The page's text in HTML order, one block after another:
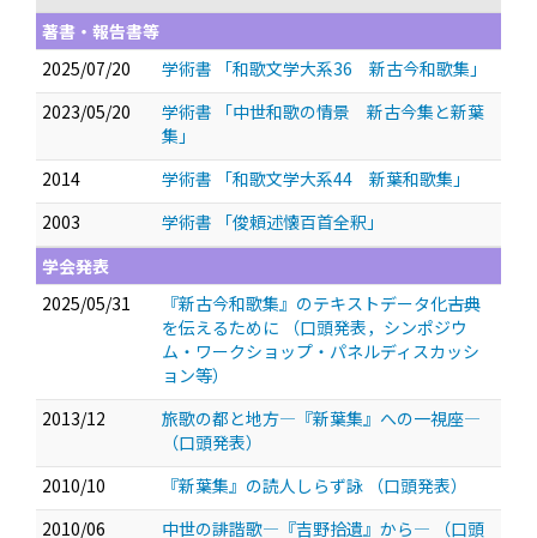
著書・報告書等
2025/07/20
学術書 「和歌文学大系36 新古今和歌集」
2023/05/20
学術書 「中世和歌の情景 新古今集と新葉
集」
2014
学術書 「和歌文学大系44 新葉和歌集」
2003
学術書 「俊頼述懐百首全釈」
学会発表
2025/05/31
『新古今和歌集』のテキストデータ化――古典
を伝えるために
（口頭発表，シンポジウ
ム・ワークショップ・パネルディスカッシ
ョン等）
2013/12
旅歌の都と地方—『新葉集』への一視座—
（口頭発表）
2010/10
『新葉集』の読人しらず詠
（口頭発表）
2010/06
中世の誹諧歌—『吉野拾遺』から—
（口頭